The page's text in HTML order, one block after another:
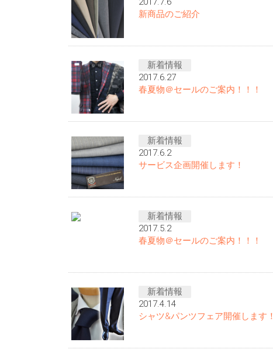
新商品のご紹介
新着情報
2017.6.27
春夏物＠セールのご案内！！！
新着情報
2017.6.2
サービス企画開催します！
新着情報
2017.5.2
春夏物＠セールのご案内！！！
新着情報
2017.4.14
シャツ&パンツフェア開催します！